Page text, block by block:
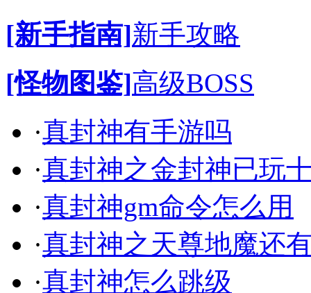
[新手指南]新手攻略
[怪物图鉴]高级BOSS
·真封神有手游吗
·真封神之金封神已玩
·真封神gm命令怎么用
·真封神之天尊地魔还
·真封神怎么跳级